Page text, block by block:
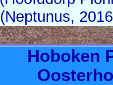
(Neptunus,
Hoboken